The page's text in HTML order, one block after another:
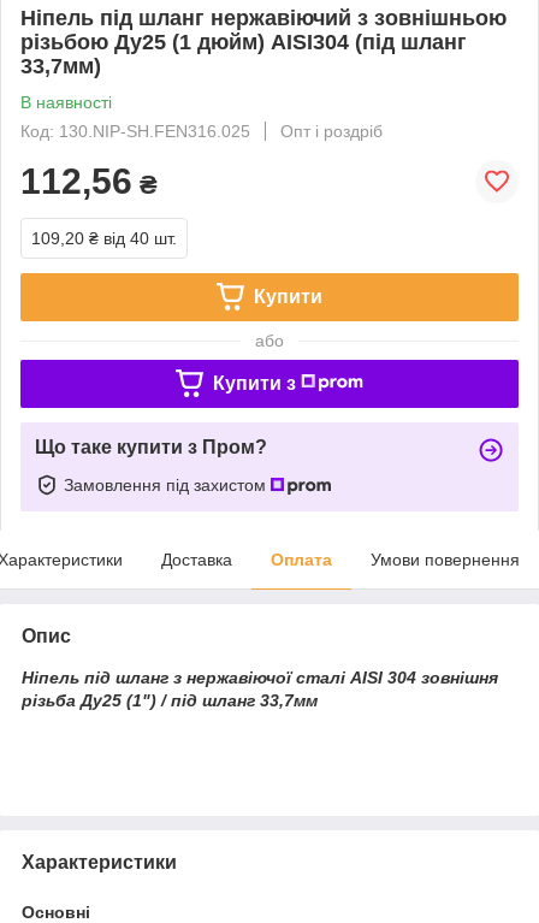
Ніпель під шланг нержавіючий з зовнішньою
різьбою Ду25 (1 дюйм) AISI304 (під шланг
33,7мм)
В наявності
Код: 130.NIP-SH.FEN316.025
Опт і роздріб
112,56 ₴
109,20 ₴ від 40 шт.
Купити
або
Купити з
Що таке купити з Пром?
Замовлення під захистом
Доставка Оплата Умови повернення
Опис
Ніпель під шланг з нержавіючої сталі AISI 304 зовнішня
різьба Ду25 (1") / під шланг 33,7мм
Характеристики
Основні